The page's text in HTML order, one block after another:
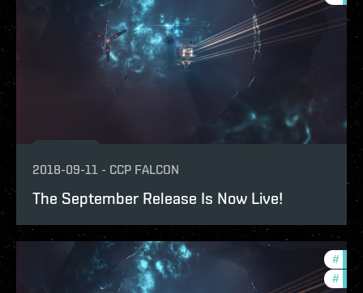
2018-09-11 - CCP FALCON
The September Release Is Now Live!
#
#